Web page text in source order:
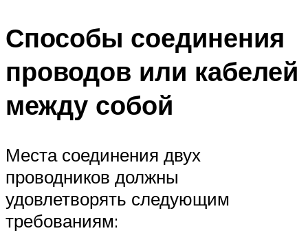
Способы соединения
проводов или кабелей
между собой
Места соединения двух
проводников должны
удовлетворять следующим
требованиям: